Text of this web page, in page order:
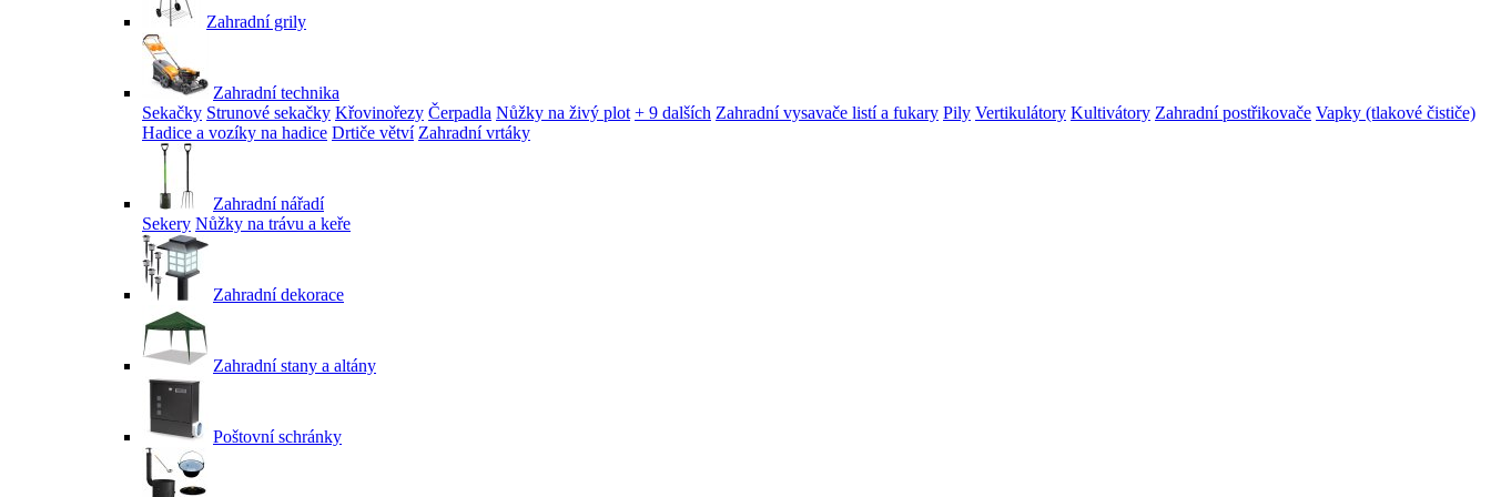
Zahradní grily
Zahradní technika
Sekačky Strunové sekačky Křovinořezy Čerpadla Nůžky na živý plot + 9 dalších Zahradní vysavače listí a fukary Pily Vertikulátory Kultivátory Zahradní postřikovače Vapky (tlakové čističe)
Hadice a vozíky na hadice Drtiče větví Zahradní vrtáky
Zahradní nářadí
Sekery Nůžky na trávu a keře
Zahradní dekorace
Zahradní stany a altány
Poštovní schránky